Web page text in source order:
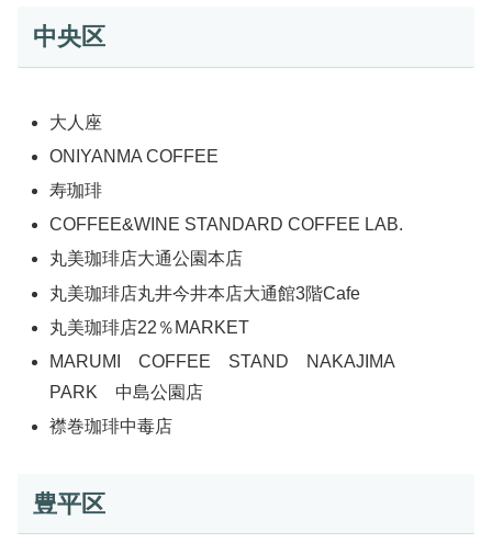
中央区
大人座
ONIYANMA COFFEE
寿珈琲
COFFEE&WINE STANDARD COFFEE LAB.
丸美珈琲店大通公園本店
丸美珈琲店丸井今井本店大通館3階Cafe
丸美珈琲店22％MARKET
MARUMI COFFEE STAND NAKAJIMA
PARK 中島公園店
襟巻珈琲中毒店
豊平区